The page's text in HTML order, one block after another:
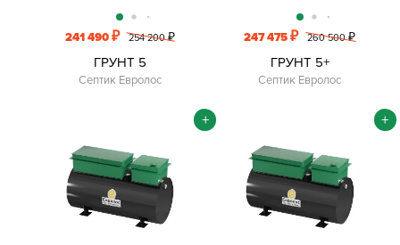
241 490₽ 254 200₽
ГРУНТ 5
Септик Евролос
247 475₽ 260 500₽
ГРУНТ 5+
Септик Евролос
+ +